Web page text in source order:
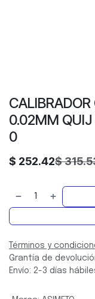
0.02MM
0
$ 252.42$
Términos y
Grantía de
Envío: 2-3 días